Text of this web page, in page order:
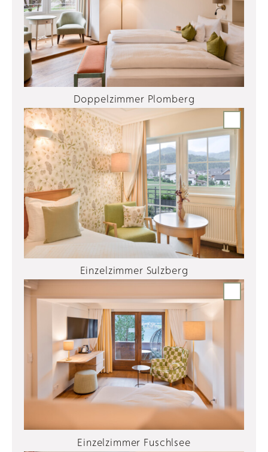
Doppelzimmer Plomberg
Einzelzimmer Sulzberg
Einzelzimmer Fuschlsee